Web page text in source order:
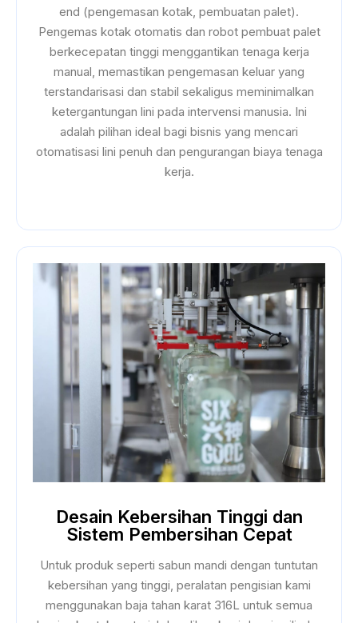
end (pengemasan kotak, pembuatan palet).
Pengemas kotak otomatis dan robot pembuat palet
berkecepatan tinggi menggantikan tenaga kerja
manual, memastikan pengemasan keluar yang
terstandarisasi dan stabil sekaligus meminimalkan
ketergantungan lini pada intervensi manusia. Ini
adalah pilihan ideal bagi bisnis yang mencari
otomatisasi lini penuh dan pengurangan biaya tenaga
kerja.
Desain Kebersihan Tinggi dan
Sistem Pembersihan Cepat
Untuk produk seperti sabun mandi dengan tuntutan
kebersihan yang tinggi, peralatan pengisian kami
menggunakan baja tahan karat 316L untuk semua